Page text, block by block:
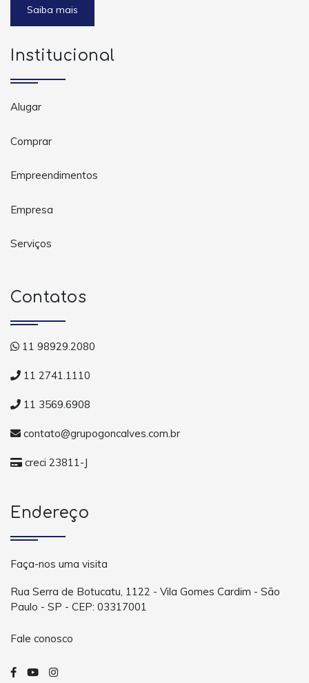
Saiba mais
Institucional
Alugar
Comprar
Empreendimentos
Empresa
Serviços
Contatos
11 98929.2080
11 2741.1110
11 3569.6908
contato@grupogoncalves.com.br
creci 23811-J
Endereço
Faça-nos uma visita
Rua Serra de Botucatu, 1122 - Vila Gomes Cardim - São
Paulo - SP - CEP: 03317001
Fale conosco